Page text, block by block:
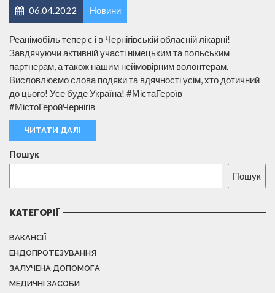
06.04.2022 Новини
Реанімобіль тепер є і в Чернігівській обласній лікарні!
Завдячуючи активній участі німецьким та польським
партнерам, а також нашим неймовірним волонтерам.
Висловлюємо слова подяки та вдячності усім, хто дотичний
до цього! Усе буде Україна! #МістаГероїв
#МістоГеройЧернігів
ЧИТАТИ ДАЛІ
Пошук
Пошук
КАТЕГОРІЇ
ВАКАНСІЇ
ЕНДОПРОТЕЗУВАННЯ
ЗАЛУЧЕНА ДОПОМОГА
МЕДИЧНІ ЗАСОБИ